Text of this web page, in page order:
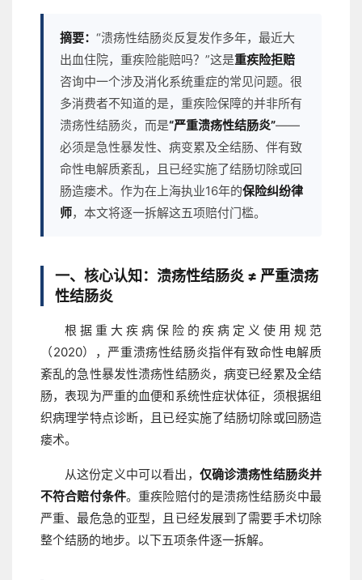
摘要： “溃疡性结肠炎反复发作多年，最近大
出血住院，重疾险能赔吗？”这是重疾险拒赔
咨询中一个涉及消化系统重症的常见问题。很
多消费者不知道的是，重疾险保障的并非所有
溃疡性结肠炎，而是“严重溃疡性结肠炎”——
必须是急性暴发性、病变累及全结肠、伴有致
命性电解质紊乱，且已经实施了结肠切除或回
肠造瘘术。作为在上海执业16年的保险纠纷律
师，本文将逐一拆解这五项赔付门槛。
一、核心认知：溃疡性结肠炎 ≠ 严重溃疡
性结肠炎
根据重大疾病保险的疾病定义使用规范
（2020），严重溃疡性结肠炎指伴有致命性电解质
紊乱的急性暴发性溃疡性结肠炎，病变已经累及全结
肠，表现为严重的血便和系统性症状体征，须根据组
织病理学特点诊断，且已经实施了结肠切除或回肠造
瘘术。
从这份定义中可以看出， 仅确诊溃疡性结肠炎并
不符合赔付条件。重疾险赔付的是溃疡性结肠炎中最
严重、最危急的亚型，且已经发展到了需要手术切除
整个结肠的地步。以下五项条件逐一拆解。